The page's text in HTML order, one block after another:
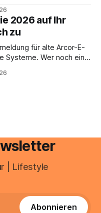
rund um
In diesem Leitfaden
reibungslosen Einstieg
2026 auf Ihr
zu
Systeme. Wer noch eine
E-Mail & Cloud
| Lifestyle
Abonnieren